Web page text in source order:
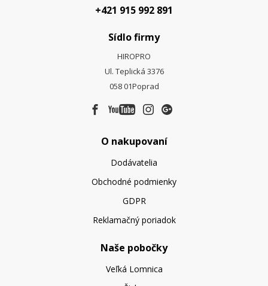
+421 915 992 891
Sídlo firmy
HIROPRO
Ul. Teplická 3376
058 01Poprad
O nakupovaní
Dodávatelia
Obchodné podmienky
GDPR
Reklamačný poriadok
Naše pobočky
Veľká Lomnica